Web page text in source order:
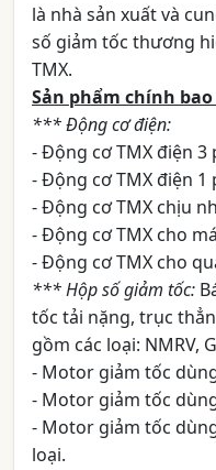
là nhà sản xuất và
số giảm tốc thương
TMX.
Sản phẩm chính
*** Động cơ điện:
- Động cơ TMX điện 3
- Động cơ TMX điện 1
- Động cơ TMX chịu
- Động cơ TMX cho
- Động cơ TMX cho
*** Hộp số giảm tốc:
tốc tải nặng, trục
gồm các loại: NMRV,
- Motor giảm tốc
- Motor giảm tốc
- Motor giảm tốc
loại.